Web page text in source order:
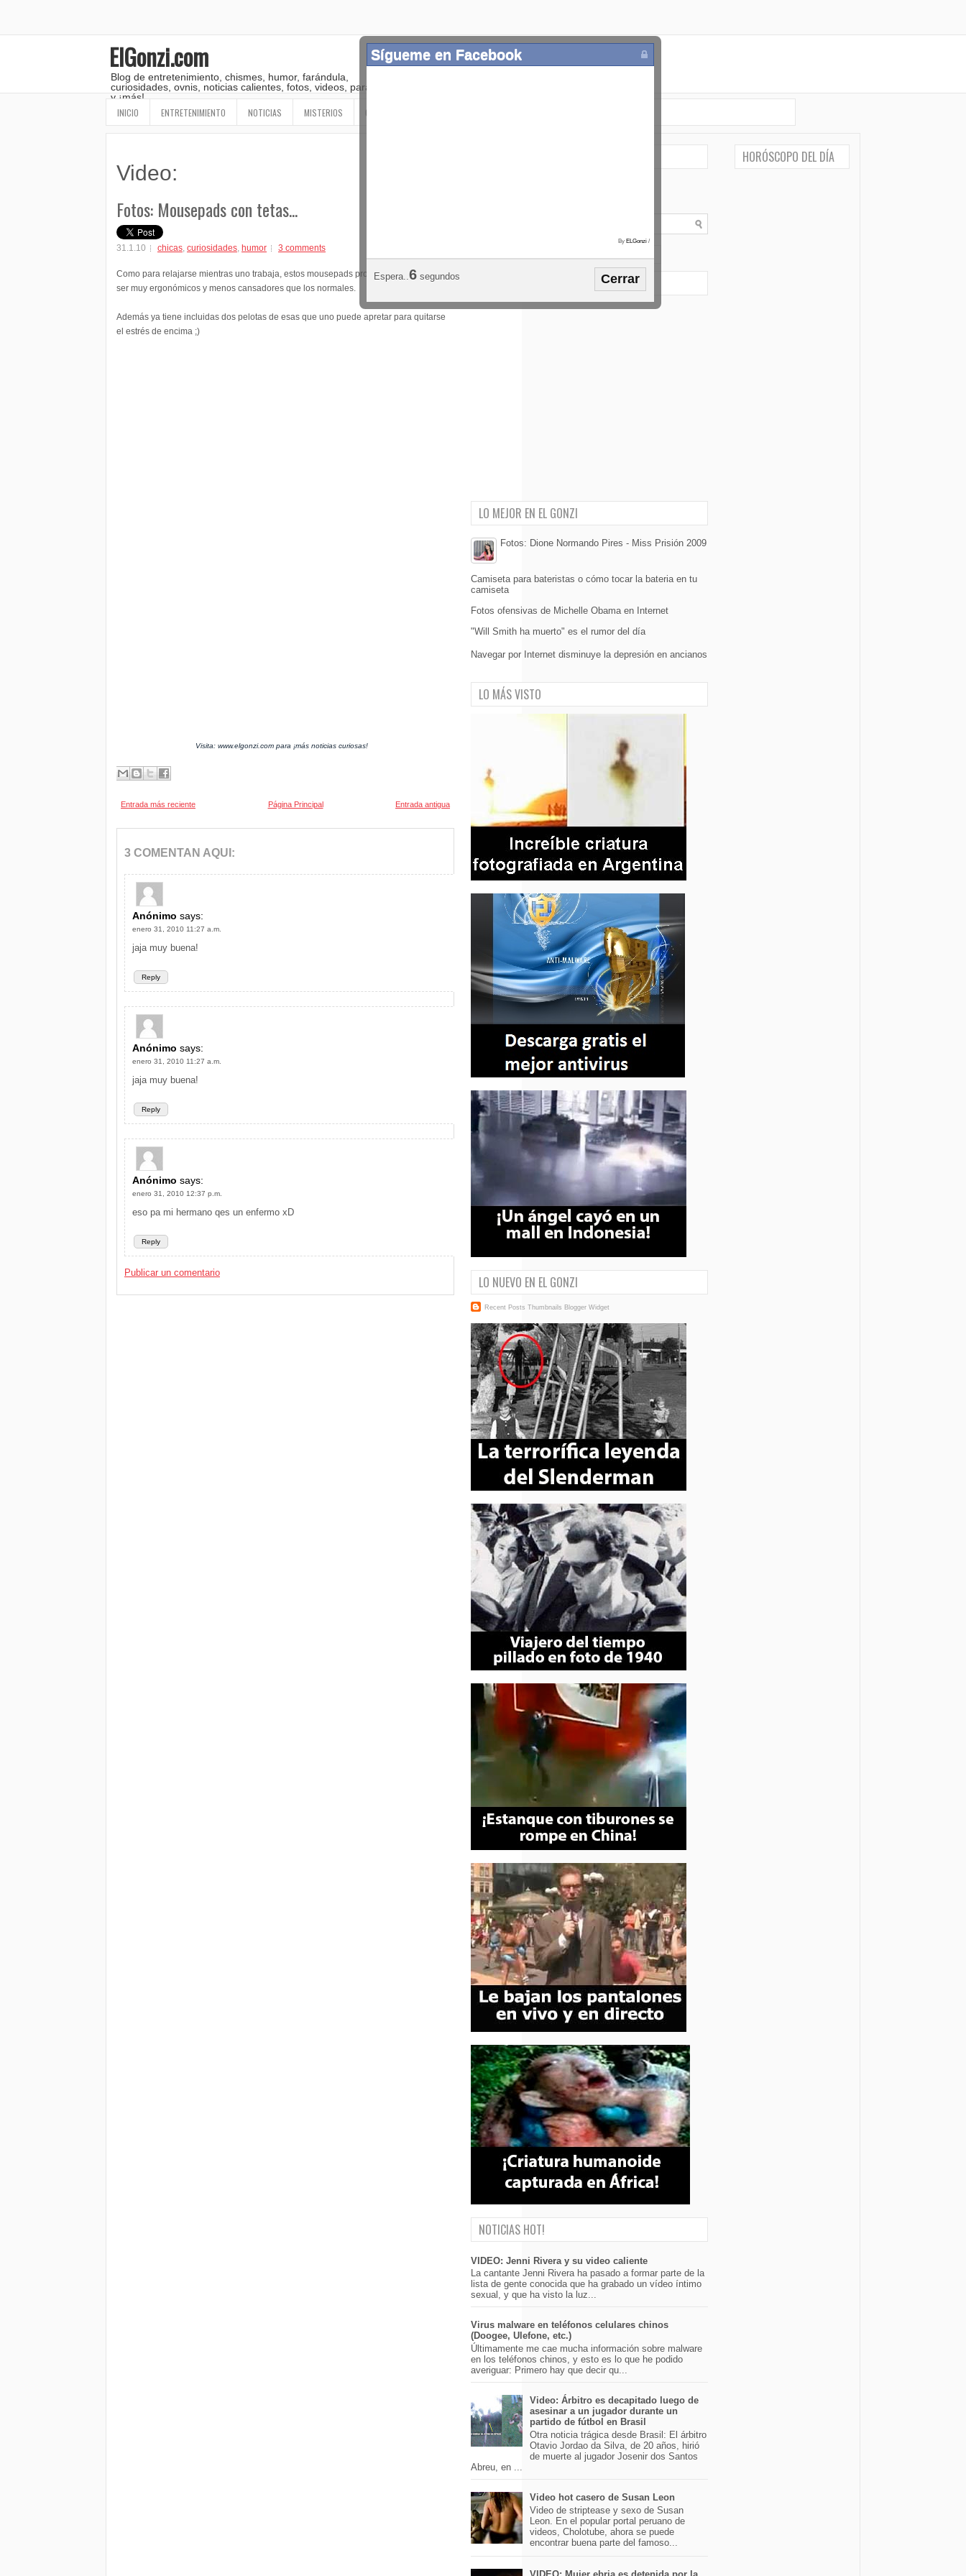
ElGonzi.com
Blog de entretenimiento, chismes, humor, farándula,
curiosidades, ovnis, noticias calientes, fotos, videos, paranormal
y ¡más!
INICIO ENTRETENIMIENTO NOTICIAS MISTERIOS OTROS
Video:
Fotos: Mousepads con tetas...
31.1.10 chicas, curiosidades, humor 3 comments
Como para relajarse mientras uno trabaja, estos mousepads prometen
ser muy ergonómicos y menos cansadores que los normales.
Además ya tiene incluidas dos pelotas de esas que uno puede apretar para quitarse
el estrés de encima ;)
Visita: www.elgonzi.com para ¡más noticias curiosas!
Entrada más reciente Entrada antigua
Página Principal
3 COMENTAN AQUI:
Anónimo says:
enero 31, 2010 11:27 a.m.
Reply
jaja muy buena!
Anónimo says:
enero 31, 2010 11:27 a.m.
Reply
jaja muy buena!
Anónimo says:
enero 31, 2010 12:37 p.m.
Reply
eso pa mi hermano qes un enfermo xD
Publicar un comentario
LO MEJOR EN EL GONZI
Fotos: Dione Normando Pires - Miss Prisión 2009
Camiseta para bateristas o cómo tocar la bateria en tu
camiseta
Fotos ofensivas de Michelle Obama en Internet
"Will Smith ha muerto" es el rumor del día
Navegar por Internet disminuye la depresión en ancianos
Sígueme en Facebook
By ELGonzi /
Espera..5 segundos Cerrar
LO MÁS VISTO
LO NUEVO EN EL GONZI
Recent Posts Thumbnails Blogger Widget
NOTICIAS HOT!
VIDEO: Jenni Rivera y su video caliente
La cantante Jenni Rivera ha pasado a formar parte de la
lista de gente conocida que ha grabado un vídeo íntimo
sexual, y que ha visto la luz...
Virus malware en teléfonos celulares chinos
(Doogee, Ulefone, etc.)
Últimamente me cae mucha información sobre malware
en los teléfonos chinos, y esto es lo que he podido
averiguar: Primero hay que decir qu...
Video: Árbitro es decapitado luego de
asesinar a un jugador durante un
partido de fútbol en Brasil
Otra noticia trágica desde Brasil: El árbitro
Otavio Jordao da Silva, de 20 años, hirió
de muerte al jugador Josenir dos Santos
Abreu, en ...
Video hot casero de Susan Leon
Video de striptease y sexo de Susan
Leon. En el popular portal peruano de
videos, Cholotube, ahora se puede
encontrar buena parte del famoso...
HORÓSCOPO DEL DÍA